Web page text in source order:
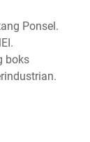
Ponsel.
boks